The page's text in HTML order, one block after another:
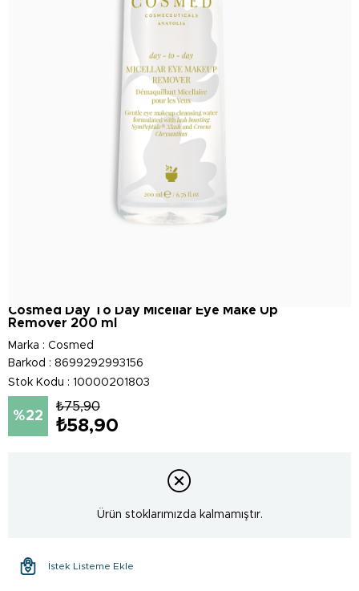
Cosmed Day To Day Micellar Eye Make Up
Remover 200 ml
Marka : Cosmed
Barkod : 8699292993156
Stok Kodu
10000201803
22
₺75,90
₺58,90
Ürün stoklarımızda kalmamıştır.
İstek Listeme Ekle